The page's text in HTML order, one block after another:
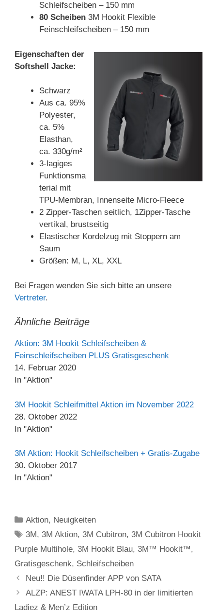
Schleifscheiben – 150 mm
80 Scheiben 3M Hookit Flexible
Feinschleifscheiben – 150 mm
Eigenschaften der
Softshell Jacke:
Schwarz
Aus ca. 95%
Polyester,
ca. 5%
Elasthan,
ca. 330g/m²
3-lagiges
Funktionsma
terial mit
TPU-Membran, Innenseite Micro-Fleece
2 Zipper-Taschen seitlich, 1Zipper-Tasche
vertikal, brustseitig
Elastischer Kordelzug mit Stoppern am
Saum
Größen: M, L, XL, XXL
Bei Fragen wenden Sie sich bitte an unsere
Vertreter.
Ähnliche Beiträge
Aktion: 3M Hookit Schleifscheiben &
Feinschleifscheiben PLUS Gratisgeschenk
14. Februar 2020
In "Aktion"
3M Hookit Schleifmittel Aktion im November 2022
28. Oktober 2022
In "Aktion"
3M Aktion: Hookit Schleifscheiben + Gratis-Zugabe
30. Oktober 2017
In "Aktion"
Kategorien
Aktion, Neuigkeiten
Schlagwörter
3M,3M Aktion,3M Cubitron,3M Cubitron Hookit
Purple Multihole, 3M Hookit Blau, 3M™ Hookit™,
Gratisgeschenk, Schleifscheiben
Neu!! Die Düsenfinder APP von SATA
ALZP: ANEST IWATA LPH-80 in der limitierten
Ladiez & Men’z Edition